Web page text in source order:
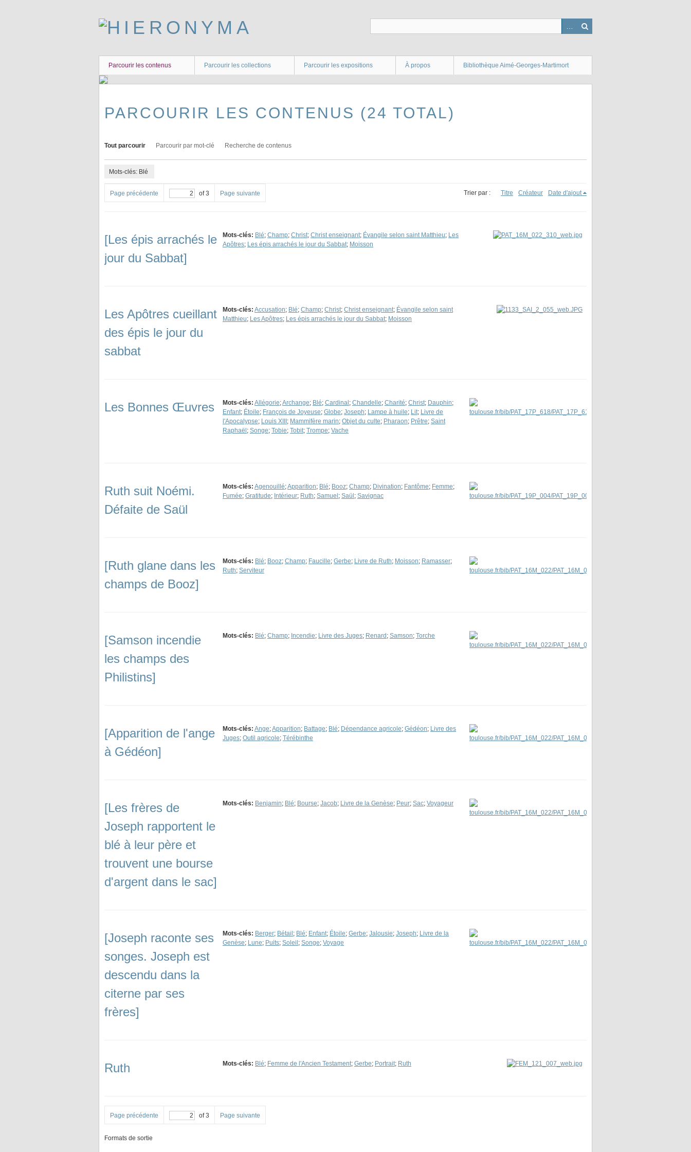
Parcourir les contenus Parcourir les collections Parcourir les expositions À propos Bibliothèque Aimé-Georges-Martimort
PARCOURIR LES CONTENUS (24 TOTAL)
Tout parcourir Parcourir par mot-clé Recherche de contenus
Mots-clés: Blé
Page précédente of 3 Page suivante Trier par : Titre Créateur Date d'ajout
[Les épis arrachés le
jour du Sabbat]
Mots-clés: Blé; Champ; Christ; Christ enseignant; Évangile selon saint Matthieu; Les
Apôtres; Les épis arrachés le jour du Sabbat; Moisson
Les Apôtres cueillant
des épis le jour du
sabbat
Mots-clés: Accusation; Blé; Champ; Christ; Christ enseignant; Évangile selon saint
Matthieu; Les Apôtres; Les épis arrachés le jour du Sabbat; Moisson
Les Bonnes Œuvres Mots-clés: Allégorie;Archange; Blé; Cardinal ; Chandelle; Charité; Christ; Dauphin;
Enfant; Étoile; François de Joyeuse; Globe; Joseph; Lampe à huile; Lit; Livre de
l'Apocalypse; Louis XIII ; Mammifère marin; Objet du culte; Pharaon; Prêtre; Saint
Raphaël ; Songe; Tobie; Tobit; Trompe; Vache
Ruth suit Noémi.
Défaite de Saül
Mots-clés: Agenouillé;Apparition; Blé; Booz; Champ; Divination; Fantôme; Femme;
Fumée; Gratitude; Intérieur; Ruth; Samuel ; Saül ; Savignac
[Ruth glane dans les
champs de Booz]
Mots-clés: Blé; Booz; Champ; Faucille; Gerbe; Livre de Ruth; Moisson; Ramasser;
Ruth; Serviteur
[Samson incendie
les champs des
Philistins]
Mots-clés: Blé; Champ; Incendie; Livre des Juges; Renard ; Samson; Torche
[Apparition de l'ange
à Gédéon]
Mots-clés: Ange;Apparition; Battage; Blé; Dépendance agricole; Gédéon; Livre des
Juges; Outil agricole; Térébinthe
[Les frères de
Joseph rapportent le
blé à leur père et
trouvent une bourse
d'argent dans le sac]
Mots-clés: Benjamin; Blé; Bourse; Jacob; Livre de la Genèse; Peur; Sac; Voyageur
[Joseph raconte ses
songes. Joseph est
descendu dans la
citerne par ses
frères]
Mots-clés: Berger; Bétail ; Blé; Enfant; Étoile; Gerbe; Jalousie; Joseph; Livre de la
Genèse; Lune; Puits; Soleil ; Songe; Voyage
Ruth Mots-clés: Blé; Femme de l'Ancien Testament; Gerbe; Portrait; Ruth
Page précédente of 3 Page suivante
Formats de sortie